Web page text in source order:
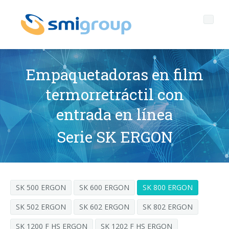
Quienes somos
Datos clave
Historia
Filiales
Governance
Corporate governance
Calidad, Medio Ambiente y Seguridad
General Data Protection Regulation
Sostenibilidad
rPET
Tapones anclados
LINEAS DE EMBOTELLADO
Líneas completas
SOPLADORAS PARA BOTELLAS PET/ rPET
Postventa
Portal Smyzone
Media center
Empaquetadoras en film
termorretráctil con
entrada en línea
Serie SK ERGON
SK 500 ERGON SK 600 ERGON
SK 800 ERGON
SK 502 ERGON
SK 602 ERGON
SK 802 ERGON
SK 1200 F HS ERGON
SK 1202 F HS ERGON